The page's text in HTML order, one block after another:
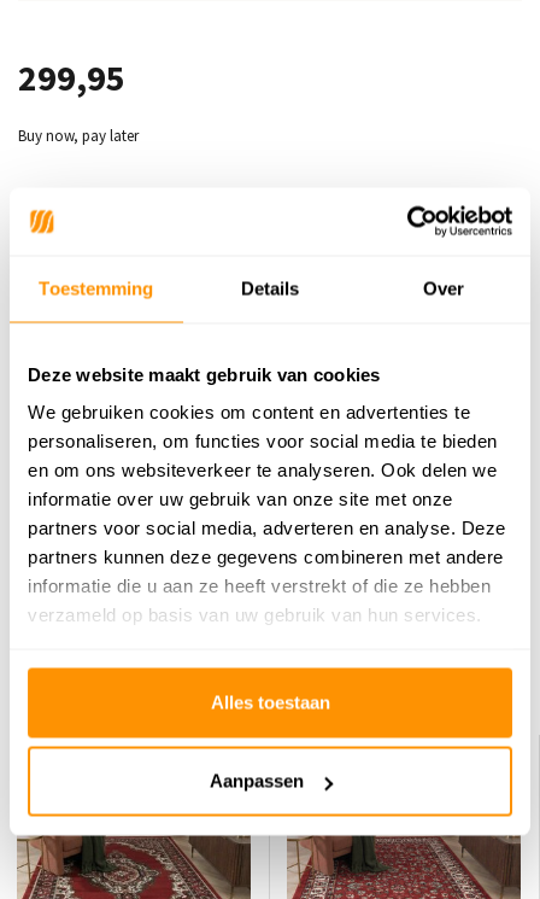
Toestemming Details Over
Deze website maakt gebruik van cookies
We gebruiken cookies om content en advertenties te
personaliseren, om functies voor social media te bieden
en om ons websiteverkeer te analyseren. Ook delen we
informatie over uw gebruik van onze site met onze
partners voor social media, adverteren en analyse. Deze
partners kunnen deze gegevens combineren met andere
informatie die u aan ze heeft verstrekt of die ze hebben
verzameld op basis van uw gebruik van hun services.
Alles toestaan
Aanpassen
299,95
Buy now, pay later
5/5 Gemiddelde uit 1 beoordelingen
5/ 5
Gepost door:Yvonne Meyerop 21
November 2024
Ik had al dezelfde en hoe langer ik ze heb
hoe meer ze me bevallen! Mooie kleuren
die een fijne warme sfeer in de kamer
geven!
Schrijf je eigen review
Dit vind je misschien ook leuk
KORTING 25% KORTING 29%